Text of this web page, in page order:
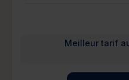
Meilleur tarif